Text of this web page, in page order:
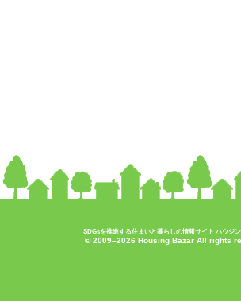
SDGsを推進する住まいと暮らしの情報サイト ハウジ
© 2009–2026 Housing Bazar All rights